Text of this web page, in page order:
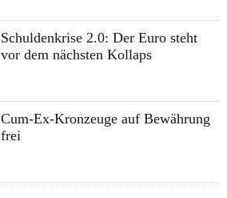
Schuldenkrise 2.0: Der Euro steht
vor dem nächsten Kollaps
Cum-Ex-Kronzeuge auf Bewährung
frei